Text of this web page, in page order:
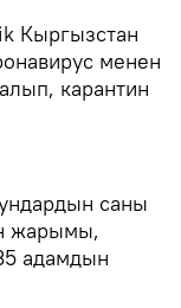
Кыргызстан
менен
карантин
саны
жарымы,
адамдын